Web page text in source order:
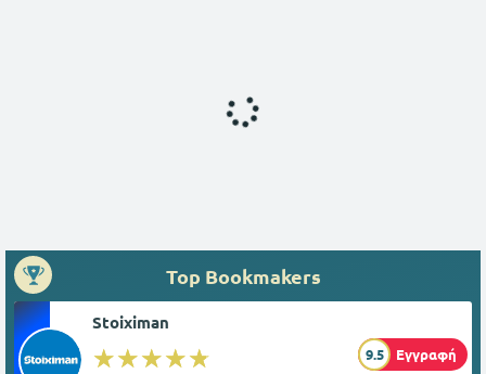
Top Bookmakers
Stoiximan
☆☆☆☆☆
★★★★★ 9.5 Εγγραφή